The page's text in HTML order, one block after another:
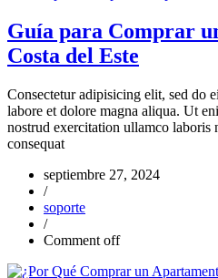
Guía para Comprar
Costa del Este
Consectetur adipisicing elit, sed do
labore et dolore magna aliqua. Ut
nostrud exercitation ullamco laboris
consequat
septiembre 27, 2024
/
soporte
/
Comment off